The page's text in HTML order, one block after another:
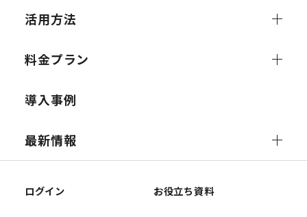
活用方法
料金プラン
導入事例
最新情報
ログイン お役立ち資料